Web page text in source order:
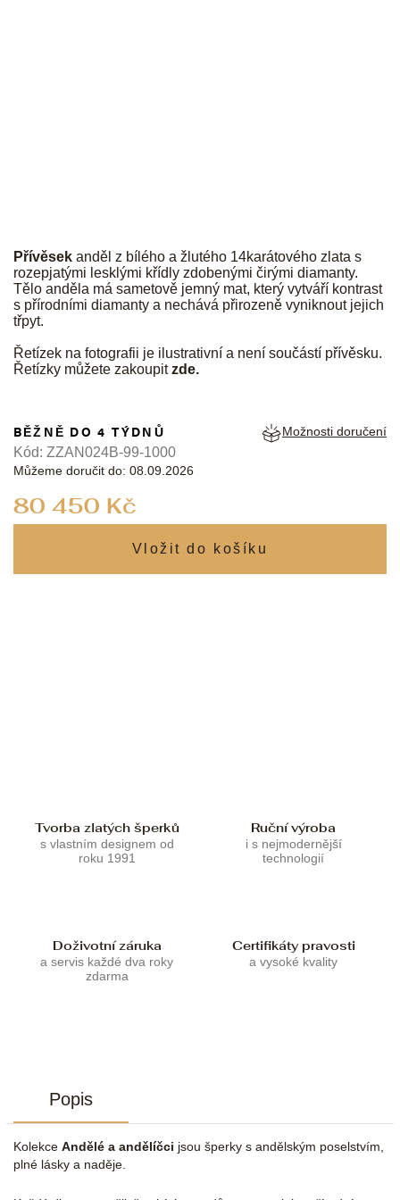
Přívěsek anděl z bílého a žlutého 14karátového zlata s
rozepjatými lesklými křídly zdobenými čirými diamanty.
Tělo anděla má sametově jemný mat, který vytváří kontrast
s přírodními diamanty a nechává přirozeně vyniknout jejich
třpyt.
Řetízek na fotografii je ilustrativní a není součástí přívěsku.
Řetízky můžete zakoupit zde.
80 450 Kč
BĚŽNĚ DO 4 TÝDNŮ
Můžeme doručit do: 08.09.2026
Možnosti doručení
Kód: ZZAN024B-99-1000
Tvorba zlatých šperků
s vlastním designem od
roku 1991
Ruční výroba
i s nejmodernější
technologií
Doživotní záruka
a servis každé dva roky
zdarma
Certifikáty pravosti
a vysoké kvality
Popis
Kolekce Andělé a andělíčci jsou šperky s andělským poselstvím,
plné lásky a naděje.